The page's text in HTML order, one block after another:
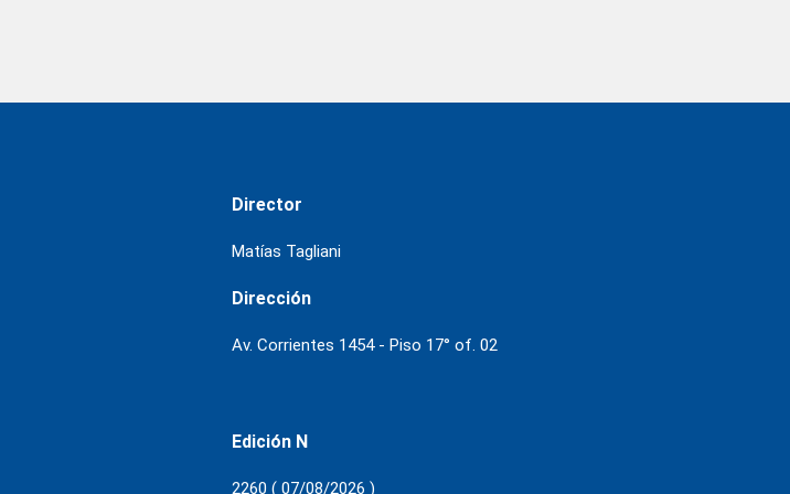
Director
Matías Tagliani
Dirección
Av. Corrientes 1454 - Piso 17° of. 02
Edición N
2260 ( 07/08/2026 )